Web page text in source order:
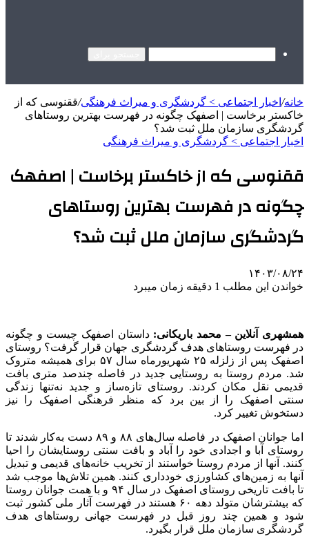
خانه/ اخبار اجتماعی > گردشگری و ميراث فرهنگی/ققنوسی که از
خاکستر برخاست | اصفهک چگونه در فهرست بهترین روستاهای
گردشگری سازمان ملل ثبت شد؟
اخبار اجتماعی > گردشگری و ميراث فرهنگی
ققنوسی که از خاکستر برخاست | اصفهک
چگونه در فهرست بهترین روستاهای
گردشگری سازمان ملل ثبت شد؟
۱۴۰۳/۰۸/۲۴
خواندن این مطلب 1 دقیقه زمان میبرد
همشهری آنلاین – محمد باریکانی: داستان اصفهک چیست و چگونه
در فهرست روستاهای هدف گردشگری جهان قرار گرفت؟ روستای
اصفهک پس از زلزله ۲۵ شهریورماه سال ۵۷ برای همیشه متروک
شد. مردم روستا به روستایی جدید در فاصله چندصد متری بافت
قدیمی نقل مکان کردند. روستای تازه‌ساز و جدید نه‌تنها زندگی
سنتی اصفهک را از بین برد که منظر فرهنگی اصفهک را نیز
دستخوش تغییر کرد.
اما جوانان اصفهک در فاصله سال‌های ۸۸ و ۸۹ دست به‌کار شدند تا
روستای آبا و اجدادی خود را آباد و بافت سنتی روستایشان را احیا
کنند. آنها از مردم روستا خواستند از تخریب خانه‌های قدیمی و تبدیل
آنها به زمین‌های کشاورزی خودداری کنند. همین تلاش‌ها موجب شد
تا بافت تاریخی روستای اصفهک در سال ۹۴ و با همت جوانان روستا
که بیشترشان متولد دهه ۶۰ هستند در فهرست آثار ملی کشور ثبت
شود و همین چند روز قبل در فهرست جهانی روستاهای هدف
گردشگری سازمان ملل قرار بگیرد.